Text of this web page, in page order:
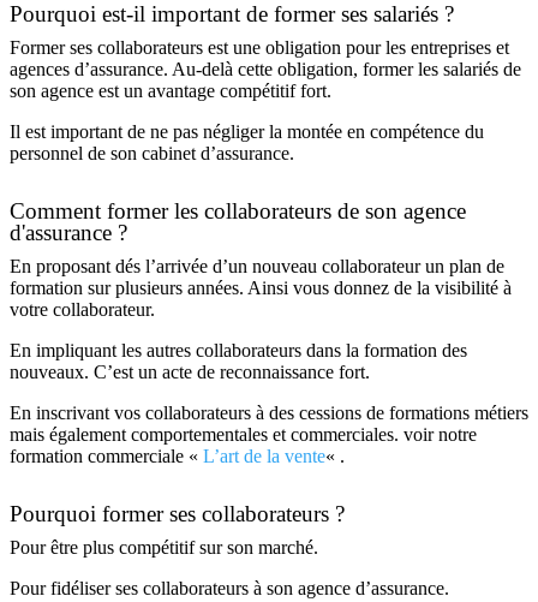
Pourquoi est-il important de former ses salariés ?
Former ses collaborateurs est une obligation pour les entreprises et
agences d’assurance. Au-delà cette obligation, former les salariés de
son agence est un avantage compétitif fort.
Il est important de ne pas négliger la montée en compétence du
personnel de son cabinet d’assurance.
Comment former les collaborateurs de son agence
d'assurance ?
En proposant dés l’arrivée d’un nouveau collaborateur un plan de
formation sur plusieurs années. Ainsi vous donnez de la visibilité à
votre collaborateur.
En impliquant les autres collaborateurs dans la formation des
nouveaux. C’est un acte de reconnaissance fort.
En inscrivant vos collaborateurs à des cessions de formations métiers
mais également comportementales et commerciales. voir notre
formation commerciale « L’art de la vente« .
Pourquoi former ses collaborateurs ?
Pour être plus compétitif sur son marché.
Pour fidéliser ses collaborateurs à son agence d’assurance.